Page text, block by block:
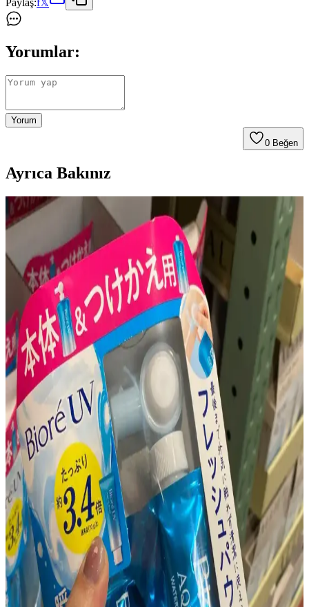
Yorumlar:
Yorum
0 Beğen
Ayrıca Bakınız
Ağız Çevresinde Perioral Dermatit: Nedenleri,
Belirtileri ve Etkili Tedavi Yöntemleri
Perioral dermatit, ağız çevresinde kırmızı kabarcıklar ve
kızarıklıklarla kendini gösteren cilt rahatsızlığıdır. Nedenleri,
belirtileri ve dermatolog kontrolünde uygulanan tedavi yöntemleri
detaylıca ele alınmaktadır.
Asya Güzellik Ürünleriyle Fondöten Altı Hazırlık ve
Pürüzsüz Makyaj Teknikleri
Asya güzellik ürünleriyle fondöten altına uygun güneş koruyucu,
nemlendirici ve primer seçimi makyajın pürüzsüz ve kalıcı olmasını
sağlar. Doğru uygulama ve cilt bakımı önemlidir.
Sıcak ve Nemli Havalarda Yağlı Ciltler İçin Hafif ve
Mat Güneş Koruyucu Seçimi
Yağlı ciltler için sıcak ve nemli havalarda tercih edilecek güneş
koruyucuların hafif, mat yapıda ve suya dayanıklı olması gereklidir.
Japon, Kore ve Tayland markaları uygun seçenekler sunar.
Sulfacetamide ve Sülfür İçeren Ürünlerle Seboreik
Dermatit ve Kızarıklık Yönetimi Yöntemleri
Sulfacetamide ve sülfür içeren yıkama ürünleri, Rhofade krem ve
Malezia nemlendirici gibi ürünlerle seboreik dermatit ve cilt
kızarıklığı yönetiminde antimikrobiyal ve nemlendirici etkiler
sağlanır. Aktif maddelerin dönüşümlü kullanımı tedavi etkinliğini
artırır.